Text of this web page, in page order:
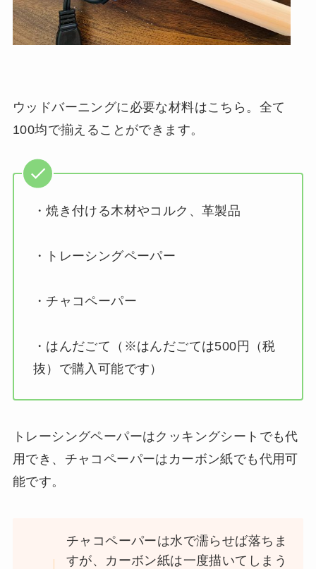
ウッドバーニングに必要な材料はこちら。全て
100均で揃えることができます。
・焼き付ける木材やコルク、革製品
・トレーシングペーパー
・チャコペーパー
・はんだごて（※はんだごては500円（税
抜）で購入可能です）
トレーシングペーパーはクッキングシートでも代
用でき、チャコペーパーはカーボン紙でも代用可
能です。
チャコペーパーは水で濡らせば落ちま
すが、カーボン紙は一度描いてしまう